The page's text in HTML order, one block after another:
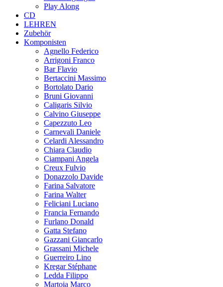
Play Along
CD
LEHREN
Zubehör
Komponisten
Agnello Federico
Arrigoni Franco
Bar Flavio
Bertaccini Massimo
Bortolato Dario
Bruni Giovanni
Caligaris Silvio
Calvino Giuseppe
Capezzuto Leo
Carnevali Daniele
Celardi Alessandro
Chiara Claudio
Ciampani Angela
Creux Fulvio
Donazzolo Davide
Farina Salvatore
Farina Walter
Feliciani Luciano
Francia Fernando
Furlano Donald
Gatta Stefano
Gazzani Giancarlo
Grassani Michele
Guerreiro Lino
Kregar Stéphane
Ledda Filippo
Martoia Marco